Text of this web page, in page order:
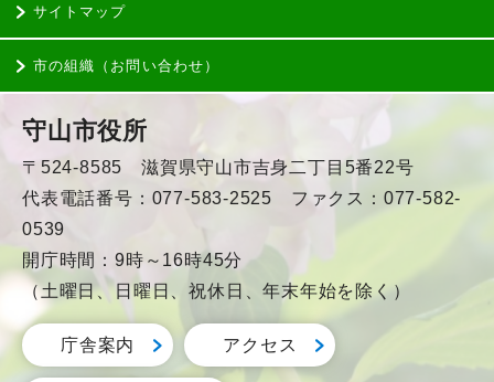
サイトマップ
市の組織（お問い合わせ）
守山市役所
〒524-8585 滋賀県守山市吉身二丁目5番22号
代表電話番号：077-583-2525 ファクス：077-582-
0539
開庁時間：9時～16時45分
（土曜日、日曜日、祝休日、年末年始を除く）
庁舎案内 アクセス